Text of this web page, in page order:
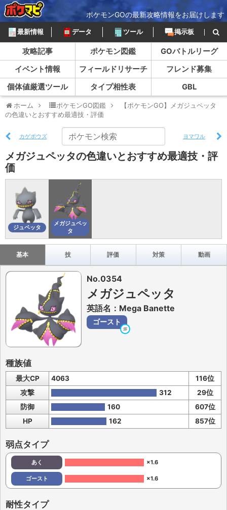
ポケモンGOの最新攻略情報をお届けします
最新情報 データ ツール 掲示板
攻略記事 ポケモン図鑑
GOバトルリーグ
イベント情報
フィールドリサーチ
フレンド募集
個体値厳選ツール
タイプ相性表 GBL
ホーム ポケモンGO図鑑
【ポケモンGO】メガジュペッタ
の色違いとおすすめ最適技・評価
カゲボウズ ヨマワル
メガジュペッタの色違いとおすすめ最適技・評
価
ジュペッタ
メガジュペッ
タ
基本 技 評価 対策 動画
No.0354
メガジュペッタ
英語名：Mega Banette
ゴースト
種族値
最大CP 4063
116位
攻撃
312
29位
防御
160
607位
HP
162 857位
弱点タイプ
あく ×1.6
ゴースト ×1.6
耐性タイプ